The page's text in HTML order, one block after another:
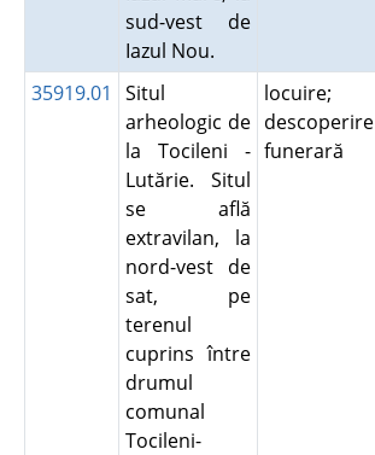
sud-vest de
Iazul Nou.
35919.01
Situl
arheologic de
la Tocileni -
Lutărie. Situl
se află
extravilan, la
nord-vest de
sat, pe
terenul
cuprins între
drumul
comunal
Tocileni-
locuire;
descoperire
funerară